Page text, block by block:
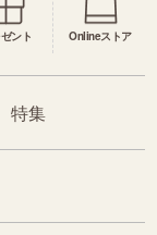
ント Onlineストア
特集